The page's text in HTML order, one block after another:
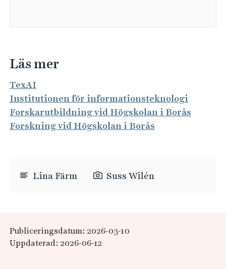
Läs mer
TexAI
Institutionen för informationsteknologi
Forskarutbildning vid Högskolan i Borås
Forskning vid Högskolan i Borås
Lina Färm Suss Wilén
Publiceringsdatum: 2026-03-10
Uppdaterad: 2026-06-12